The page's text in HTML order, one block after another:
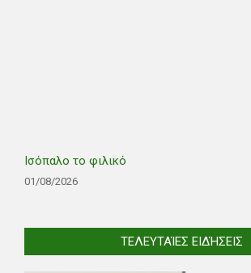
Ισόπαλο το φιλικό
01/08/2026
ΤΕΛΕΥΤΑΊΕΣ ΕΙΔΉΣΕΙΣ